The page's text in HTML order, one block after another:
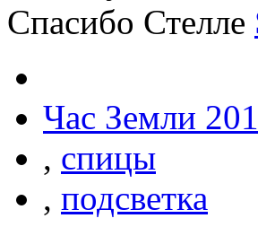
Спасибо Стелле
Час Земли
, спицы
, подсветка